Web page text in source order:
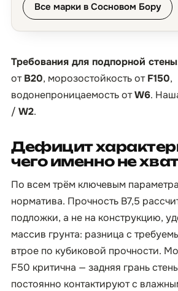
Все марки в Сосновом Бору
Требования для подпорной
отB20, морозостойкость отF150,
водонепроницаемость отW6.
/ W2.
Дефицит
чего именно не
По всем трём ключевым
норматива. Прочность B7,5
подложки, а не на конструкцию,
массив грунта: разница с
втрое по кубиковой прочности.
F50 критична — задняя грань
постоянно контактируют с